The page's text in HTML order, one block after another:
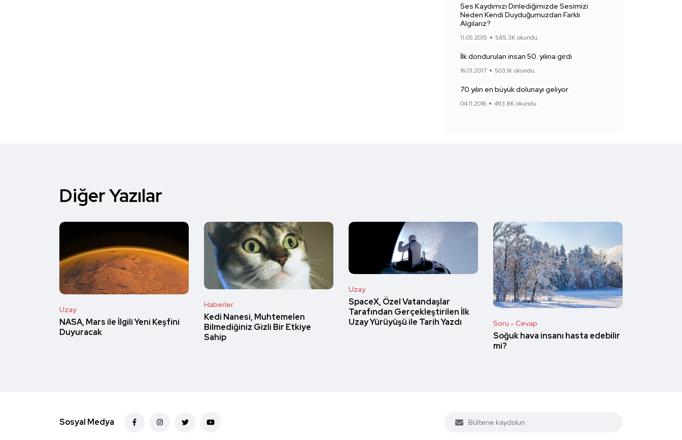
Ses Kaydımızı Dinlediğimizde Sesimizi
Neden Kendi Duyduğumuzdan Farklı
Algılarız?
11.05.2015 585.3K okundu.
İlk dondurulan insan 50. yılına girdi
16.01.2017 503.1K okundu.
70 yılın en büyük dolunayı geliyor
04.11.2016 493.8K okundu.
Diğer Yazılar
Uzay
NASA, Mars ile İlgili Yeni Keşfini
Duyuracak
Haberler
Kedi Nanesi, Muhtemelen
Bilmediğiniz Gizli Bir Etkiye
Sahip
Uzay
SpaceX, Özel Vatandaşlar
Tarafından Gerçekleştirilen İlk
Uzay Yürüyüşü ile Tarih Yazdı
Soru - Cevap
Soğuk hava insanı hasta edebilir
mi?
Sosyal Medya